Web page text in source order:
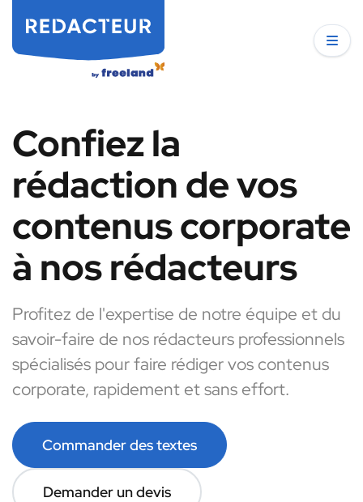
Confiez la
rédaction de vos
contenus corporate
à nos rédacteurs
Profitez de l'expertise de notre équipe et du
savoir-faire de nos rédacteurs professionnels
spécialisés pour faire rédiger vos contenus
corporate, rapidement et sans effort.
Commander des textes
Demander un devis